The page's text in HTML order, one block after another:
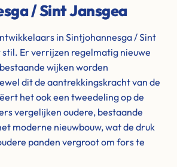
/ Sint Jansgea
in Sintjohannesga / Sint
Er verrijzen regelmatig nieuwe
wijken worden
dit de aantrekkingskracht van de
het ook een tweedeling op de
vergelijken oudere, bestaande
moderne nieuwbouw, wat de druk
panden vergroot om fors te